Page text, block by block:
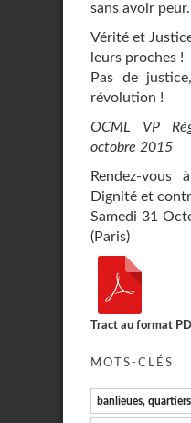
sans avoir peur.
Vérité et
leurs proches !
Pas de
révolution !
OCML VP
octobre 2015
Rendez-
Dignité et
Samedi 31
(Paris)
Tract au format
MOTS-CLÉS
banlieues,